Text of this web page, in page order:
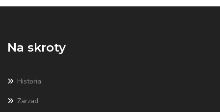
Na skroty
Historia
Zarzad